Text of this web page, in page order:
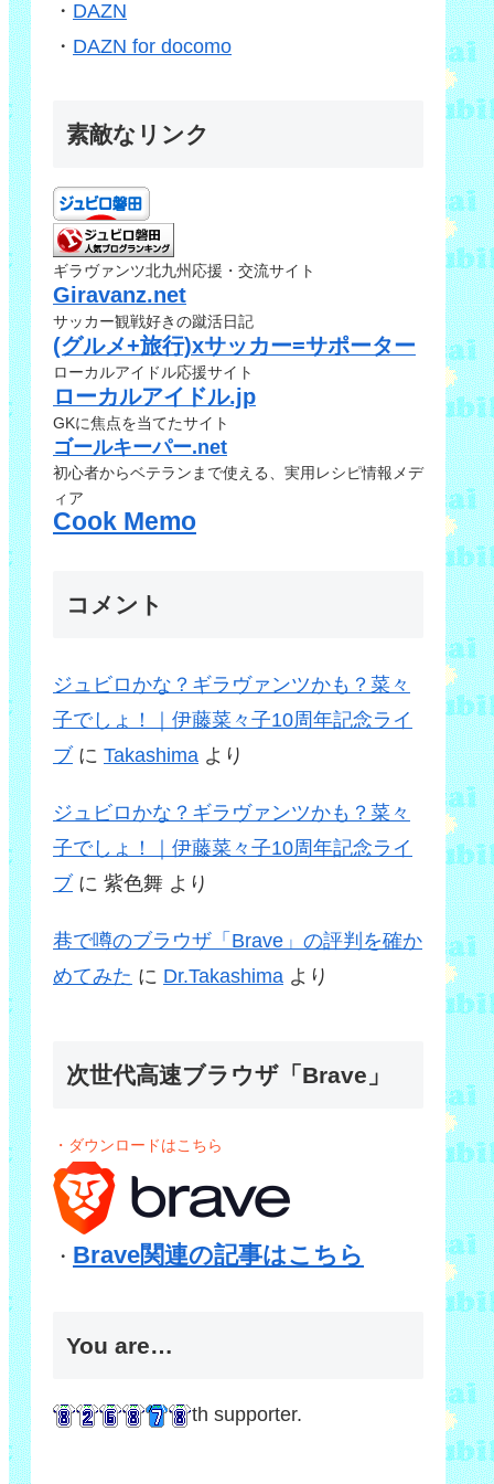
・ DAZN
・ DAZN for docomo
素敵なリンク
ギラヴァンツ北九州応援・交流サイト
Giravanz.net
サッカー観戦好きの蹴活日記
(グルメ+旅行)xサッカー=サポーター
ローカルアイドル応援サイト
ローカルアイドル.jp
GKに焦点を当てたサイト
ゴールキーパー.net
初心者からベテランまで使える、実用レシピ情報メデ
ィア
Cook Memo
コメント
ジュビロかな？ギラヴァンツかも？菜々
子でしょ！｜伊藤菜々子10周年記念ライ
ブ に Takashima より
ジュビロかな？ギラヴァンツかも？菜々
子でしょ！｜伊藤菜々子10周年記念ライ
ブ に 紫色舞 より
巷で噂のブラウザ「Brave」の評判を確か
めてみた に Dr.Takashima より
次世代高速ブラウザ「Brave」
・ダウンロードはこちら
・ Brave関連の記事はこちら
You are…
th supporter.